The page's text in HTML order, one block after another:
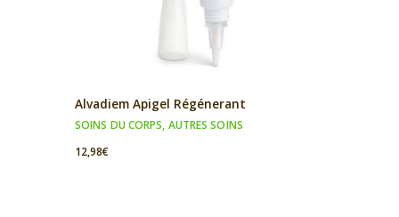
Alvadiem Apigel Régénerant
SOINS DU CORPS, AUTRES SOINS
12,98€